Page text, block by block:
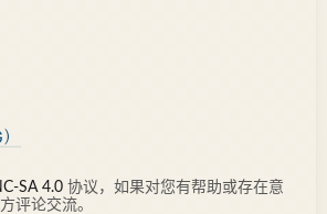
SA 4.0协议，如果对您有帮助或存在意
评论交流。